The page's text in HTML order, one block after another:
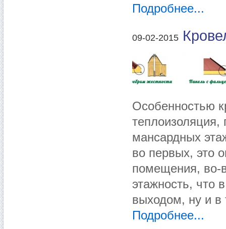
Подробнее...
09-02-2015
Особенностью
теплоизоляция,
мансардных
во первых, это
помещения, во-
этажность, что
выходом, ну и в
Подробнее...